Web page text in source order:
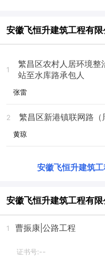
安徽飞恒升建筑工程有
1
繁昌区农村人居环境整
站至水库路承包人
张雷
2 繁昌区新港镇联网路
黄琼
安徽飞恒升建筑工
安徽飞恒升建筑工程有
1 曹振康 |公路工程
证书号:--